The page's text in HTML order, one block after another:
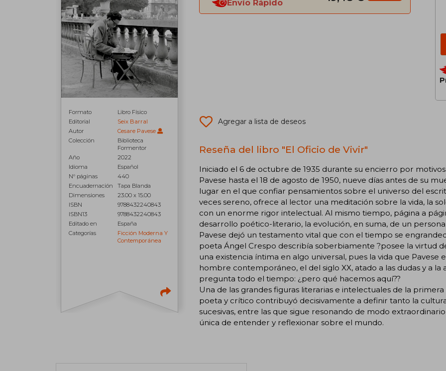
Formato
Libro Físico
Editorial
Seix Barral
Autor
Cesare Pavese
Colección
Biblioteca
Formentor
Año
2022
Idioma
Español
N° páginas
440
Encuadernación
Tapa Blanda
Dimensiones
23.00 x 15.00
ISBN
9788432240843
ISBN13
9788432240843
Editado en
España
Categorías
Ficción Moderna Y
Contemporánea
Envío Rápido
Agregar a lista de deseos
Reseña del libro "El Oficio de Vivir"
Iniciado el 6 de octubre de 1935 durante su encierro por
Pavese hasta el 18 de agosto de 1950, nueve días antes de su
lugar en el que confiar pensamientos sobre el universo del
veces sereno, ofrece al lector una meditación sobre la vida, la
con un enorme rigor intelectual. Al mismo tiempo, página a
desarrollo poético-literario, la evolución, en suma, de un
Pavese dejó un testamento vital que con el tiempo se
poeta Ángel Crespo describía soberbiamente ?posee la virtud
una existencia íntima en algo universal, pues la vida que Pavese
hombre contemporáneo, el del siglo XX, atado a las dudas y a
pregunta todo el tiempo: ¿pero qué hacemos aquí??
Una de las grandes figuras literarias e intelectuales de la
poeta y crítico contribuyó decisivamente a definir tanto la
sucesivas, entre las que sigue resonando de modo
única de entender y reflexionar sobre el mundo.